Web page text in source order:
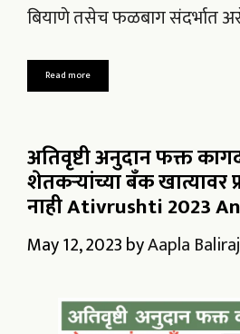
बियाणे तसेच फळबाग संदर्भात
Read more
अतिवृष्टी अनुदान फक्त
शेतकऱ्यांच्या बँक खात्यावर
नाही Ativrushti 2023
May 12, 2023byAapla